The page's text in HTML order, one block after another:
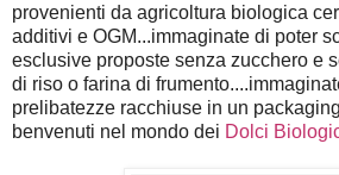
provenienti da agricoltura biologica
additivi e OGM...immaginate di poter
esclusive proposte senza zucchero e
di riso o farina di
prelibatezze racchiuse in un
benvenuti nel mondo dei Dolci